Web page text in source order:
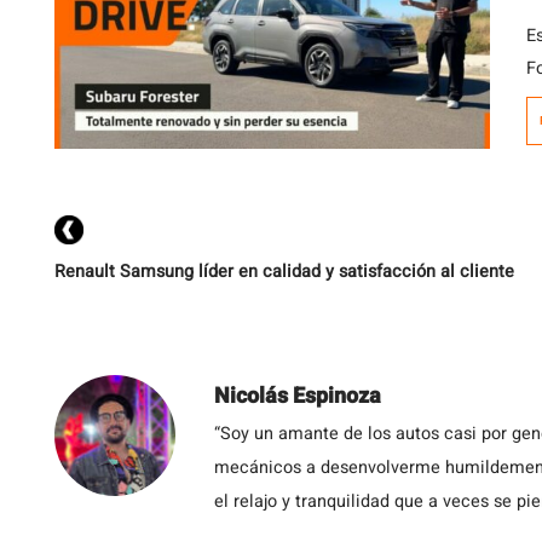
Renault Samsung líder en calidad y satisfacción al cliente
Nicolás Espinoza
“Soy un amante de los autos casi por
mecánicos a desenvolverme
el relajo y tranquilidad que a veces se